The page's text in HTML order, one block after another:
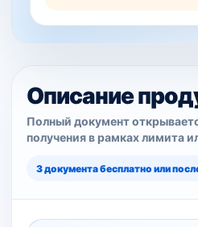
Описание
Полный документ
получения в рамках лимита
3 документа бесплатно или